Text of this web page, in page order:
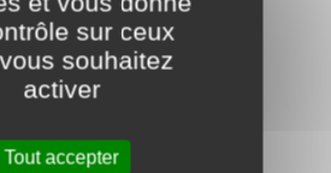
Retour à l'accueil
sur ceux
souhaitez
activer
Tout accepter